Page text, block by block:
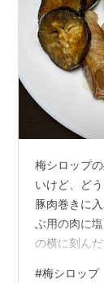
梅シロップ
いけど、ど
豚肉巻きに
ぶ用の肉に
の横に刻ん
#梅シロップ